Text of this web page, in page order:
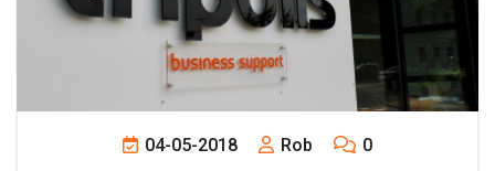
04-05-2018 Rob 0